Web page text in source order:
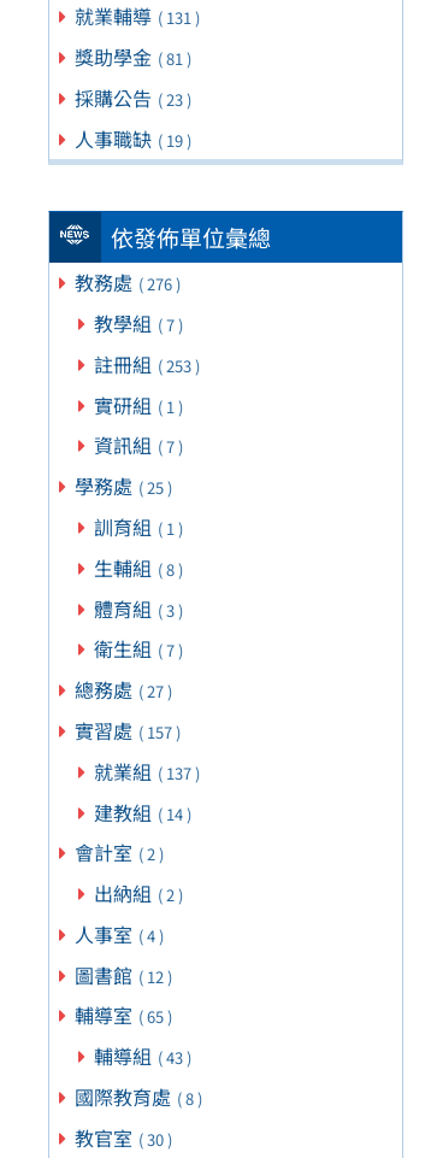
就業輔導 ( 131 )
獎助學金 ( 81 )
採購公告 ( 23 )
人事職缺 ( 19 )
依發佈單位彙總
教務處 ( 276 )
教學組 ( 7 )
註冊組 ( 253 )
實研組 ( 1 )
資訊組 ( 7 )
學務處 ( 25 )
訓育組 ( 1 )
生輔組 ( 8 )
體育組 ( 3 )
衛生組 ( 7 )
總務處 ( 27 )
實習處 ( 157 )
就業組 ( 137 )
建教組 ( 14 )
會計室 ( 2 )
出納組 ( 2 )
人事室 ( 4 )
圖書館 ( 12 )
輔導室 ( 65 )
輔導組 ( 43 )
國際教育處 ( 8 )
教官室 ( 30 )